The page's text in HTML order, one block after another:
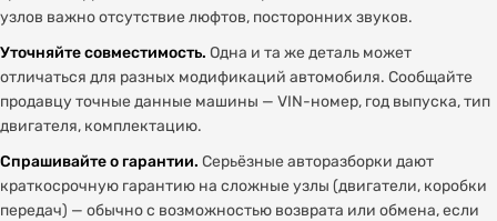
узлов важно отсутствие люфтов, посторонних звуков.
Уточняйте совместимость. Одна и та же деталь может
отличаться для разных модификаций автомобиля. Сообщайте
продавцу точные данные машины — VIN-номер, год выпуска, тип
двигателя, комплектацию.
Спрашивайте о гарантии. Серьёзные авторазборки дают
краткосрочную гарантию на сложные узлы (двигатели, коробки
передач) — обычно с возможностью возврата или обмена, если